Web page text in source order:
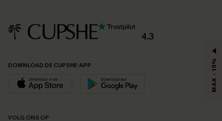
4.3
DOWNLOAD DE CUPSHE-APP
VOLG ONS OP
MAX - 15%